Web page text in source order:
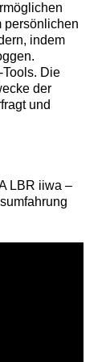
persönlichen
indem
Die
der
und
LBR iiwa –